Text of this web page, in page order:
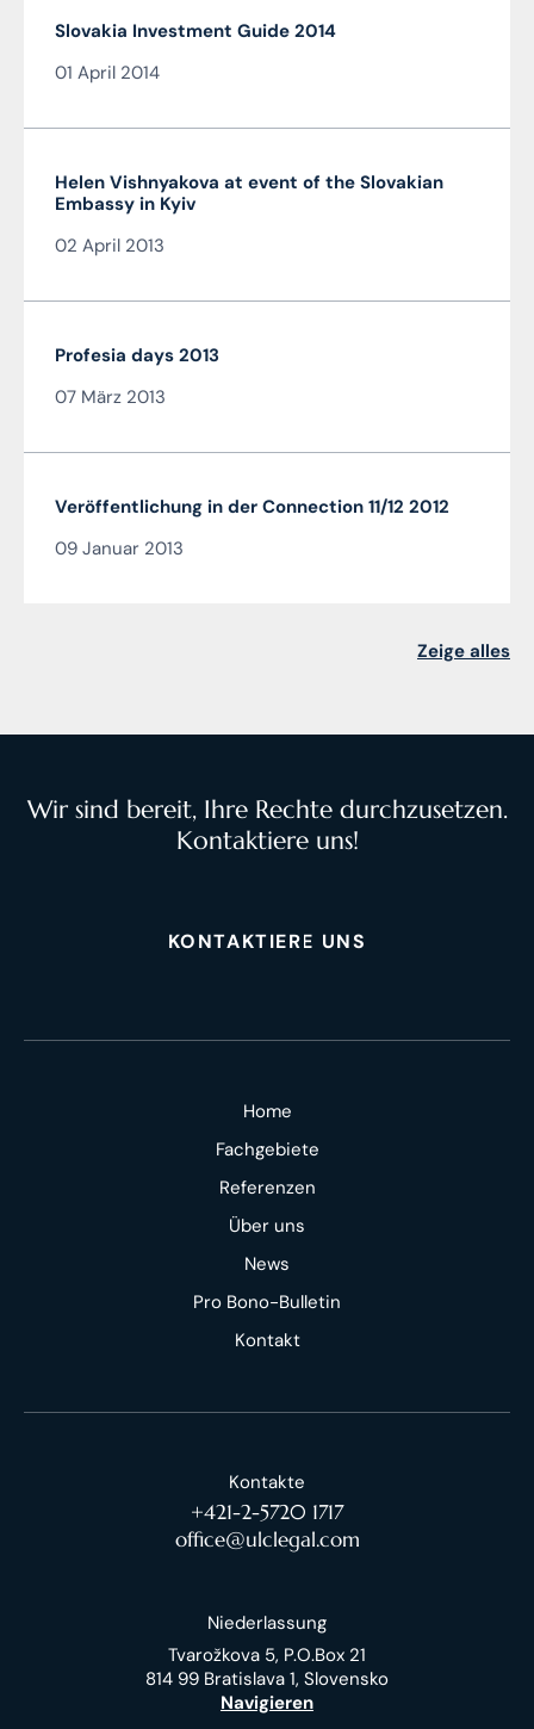
Slovakia Investment Guide 2014
01 April 2014
Helen Vishnyakova at event of the Slovakian
Embassy in Kyiv
02 April 2013
Profesia days 2013
07 März 2013
Veröffentlichung in der Connection 11/12 2012
09 Januar 2013
Zeige alles
Wir sind bereit, Ihre Rechte durchzusetzen.
Kontaktiere uns!
KONTAKTIERE UNS
Home
Fachgebiete
Referenzen
Über uns
News
Pro Bono-Bulletin
Kontakt
Kontakte
+421-2-5720 1717
office@ulclegal.com
Niederlassung
Tvarožkova 5, P.O.Box 21
814 99 Bratislava 1, Slovensko
Navigieren